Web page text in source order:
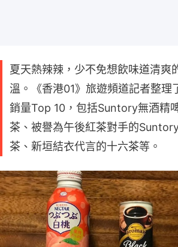
夏天熱辣辣，少不免想飲味道清爽
溫。《香港01》旅遊頻道記者整理
銷量Top 10，包括Suntory無酒精
茶、被譽為午後紅茶對手的
茶、新垣結衣代言的十六茶等。